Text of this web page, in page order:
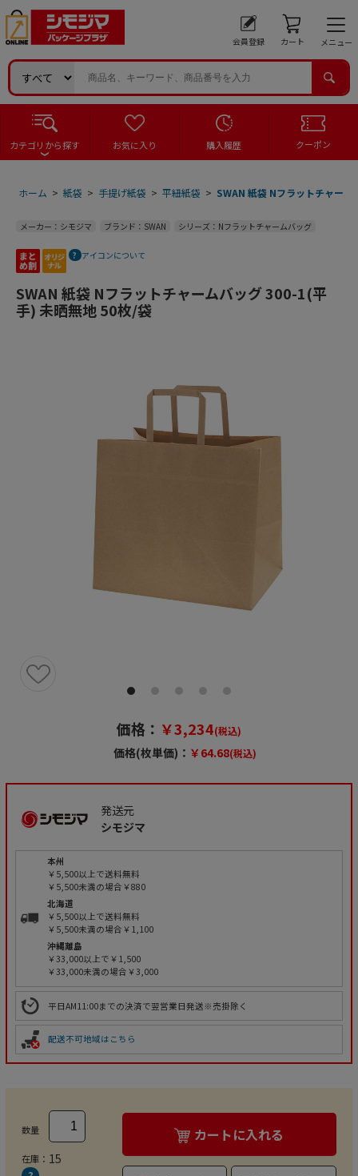
会員登録 カート メニュー
カテゴリから探す お気に入り 購入履歴 クーポン
ホーム > 紙袋 > 手提げ紙袋 > 平紐紙袋 > SWAN 紙袋 Nフラットチャー
メーカー：シモジマ ブランド：SWAN シリーズ：Nフラットチャームバッグ
アイコンについて
SWAN 紙袋 Nフラットチャームバッグ 300-1(平
手) 未晒無地 50枚/袋
価格： ￥3,234(税込)
価格(枚単価)： ￥64.68(税込)
発送元
シモジマ
本州
￥5,500以上で送料無料
￥5,500未満の場合￥880
北海道
￥5,500以上で送料無料
￥5,500未満の場合￥1,100
沖縄離島
￥33,000以上で￥1,500
￥33,000未満の場合￥3,000
平日AM11:00までの決済で翌営業日発送※売掛除く
配送不可地域はこちら
数量
在庫： 15
カートに入れる